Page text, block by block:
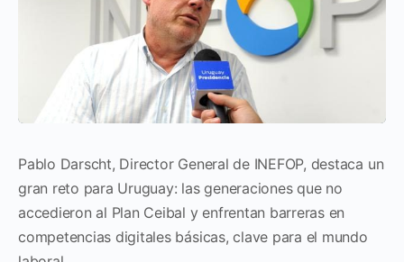
Pablo Darscht, Director General de INEFOP, destaca un
gran reto para Uruguay: las generaciones que no
accedieron al Plan Ceibal y enfrentan barreras en
competencias digitales básicas, clave para el mundo